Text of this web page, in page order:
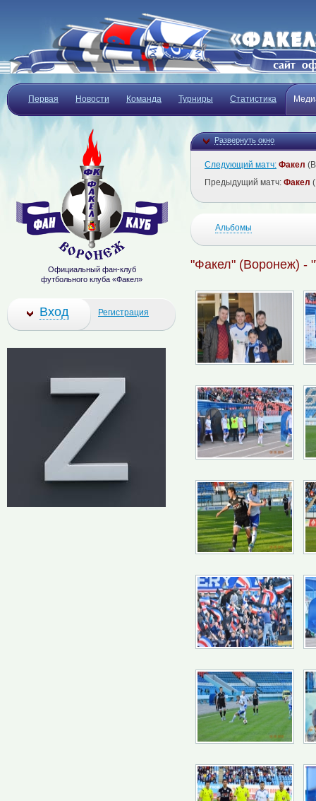
Первая Новости Команда Турниры Статистика
Развернуть окно
Следующий матч: Факел
Предыдущий матч: Факел
Альбомы
"Факел" (Воронеж) -
Официальный фан-клуб
футбольного клуба «Факел»
Вход Регистрация